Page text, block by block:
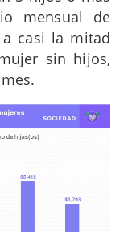
mensual de
a casi la mitad
sin hijos,